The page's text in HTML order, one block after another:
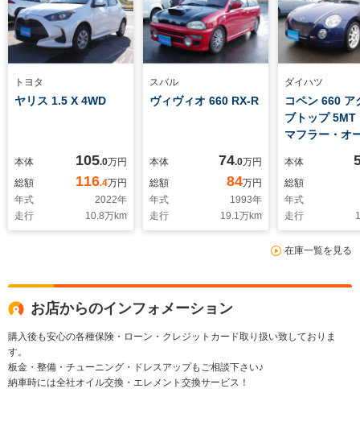
トヨタ
ヤリス 1.5 X 4WD
本体 105.0万円
総額
116.4万円
年式
2022年
走行
10.8万km
スバル
ヴィヴィオ 660 RX-R
本体 74.0万円
総額
84万円
年式
1993年
走行
19.1万km
ダイハツ
コペン 660 ア
ブトップ 5MT
マフラー・オ
本体
総額
年式
走行
在庫一覧を見る
お店からのインフォメーション
購入後も安心の各種保険・ローン・クレジットカード取り扱い致しておりま
す。
板金・整備・チューニング・ドレスアップもご相談下さい♪
納車時には全社オイル交換・エレメント交換サービス！